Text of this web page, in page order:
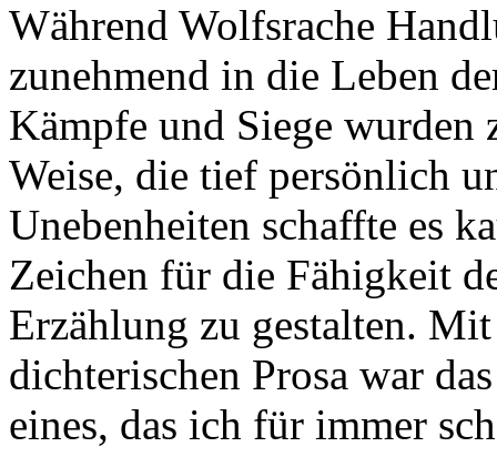
Während Wolfsrache
zunehmend in die Leben
Kämpfe und Siege wurden
Weise, die tief persönlich
Unebenheiten schaffte es
Zeichen für die Fähigkeit
Erzählung zu gestalten.
dichterischen Prosa war
eines, das ich für immer